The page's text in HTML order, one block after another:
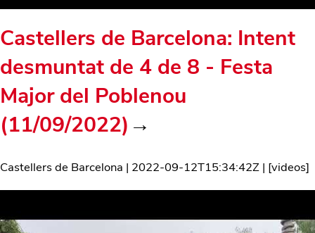
Castellers de Barcelona: Intent
desmuntat de 4 de 8 - Festa
Major del Poblenou
(11/09/2022) →
Castellers de Barcelona | 2022-09-12T15:34:42Z | [videos]